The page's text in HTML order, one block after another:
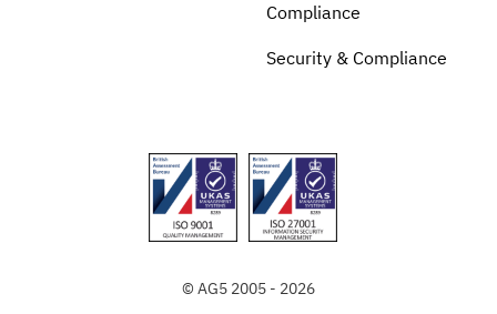
Compliance
Security & Compliance
© AG5 2005 - 2026